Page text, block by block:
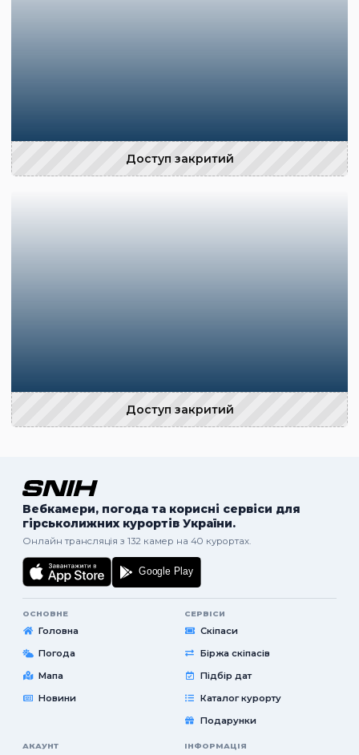
Доступ закритий
Доступ закритий
Вебкамери, погода та корисні сервіси для
гірськолижних курортів України.
Онлайн трансляція з 132 камер на 40 курортах.
ОСНОВНЕ
Головна
Погода
Мапа
Новини
СЕРВІСИ
Скіпаси
Біржа скіпасів
Підбір дат
Каталог курорту
Подарунки
АКАУНТ ІНФОРМАЦІЯ